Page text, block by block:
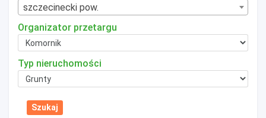
szczecinecki pow.
Organizator przetargu
Typ nieruchomości